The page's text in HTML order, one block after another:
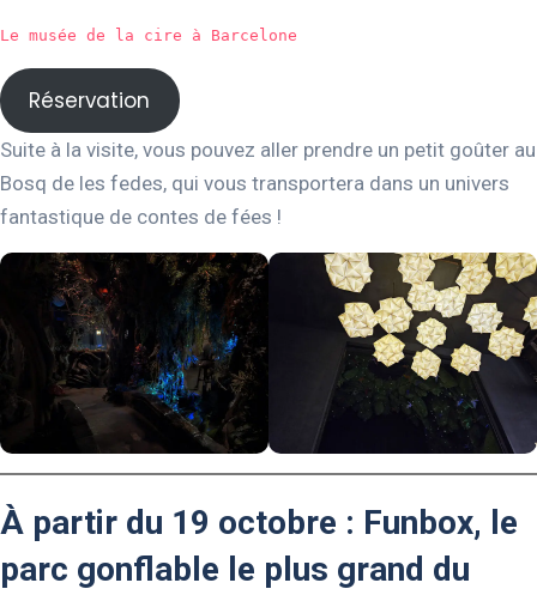
Le musée de la cire à Barcelone
Réservation
Suite à la visite, vous pouvez aller prendre un petit goûter au
Bosq de les fedes, qui vous transportera dans un univers
fantastique de contes de fées !
À partir du 19 octobre : Funbox, le
parc gonflable le plus grand du